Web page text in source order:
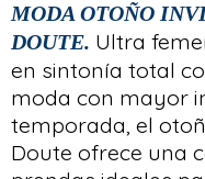
MODA OTOÑO
DOUTE. Ultra
en sintonía total
moda con mayor
temporada, el
Doute ofrece una